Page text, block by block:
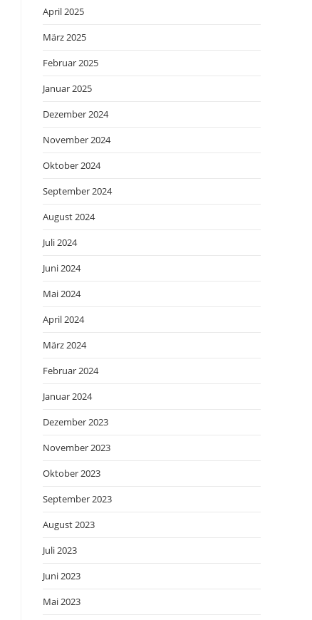
April 2025
März 2025
Februar 2025
Januar 2025
Dezember 2024
November 2024
Oktober 2024
September 2024
August 2024
Juli 2024
Juni 2024
Mai 2024
April 2024
März 2024
Februar 2024
Januar 2024
Dezember 2023
November 2023
Oktober 2023
September 2023
August 2023
Juli 2023
Juni 2023
Mai 2023